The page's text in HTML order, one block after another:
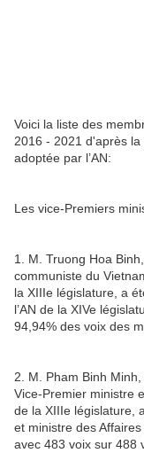
Voici la liste des
2016 - 2021 d'après
adoptée par l’AN:
Les vice-Premiers
1. M. Truong Hoa
communiste du
la XIIIe législature, a
l’AN de la XIVe
94,94% des voix des
2. M. Pham Binh
Vice-Premier ministre
de la XIIIe législature,
et ministre des
avec 483 voix sur 488